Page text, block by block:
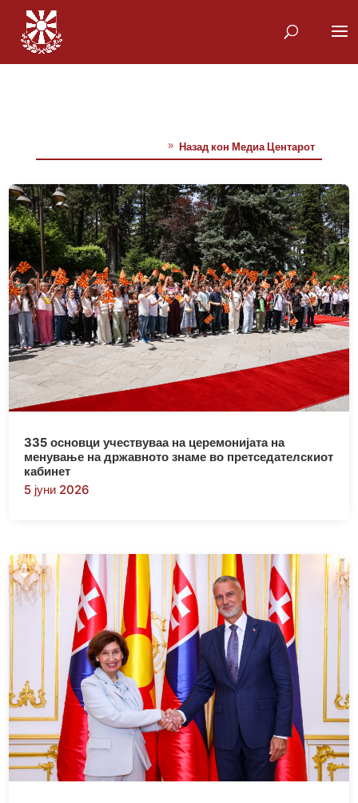
Назад кон Медиа Центарот
335 основци учествуваа на церемонијата на
менување на државното знаме во претседателскиот
кабинет
5 јуни 2026